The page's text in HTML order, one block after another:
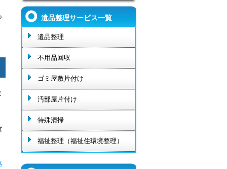
遺品整理サービス一覧
遺品整理
不用品回収
ゴミ屋敷片付け
汚部屋片付け
特殊清掃
福祉整理（福祉住環境整理）